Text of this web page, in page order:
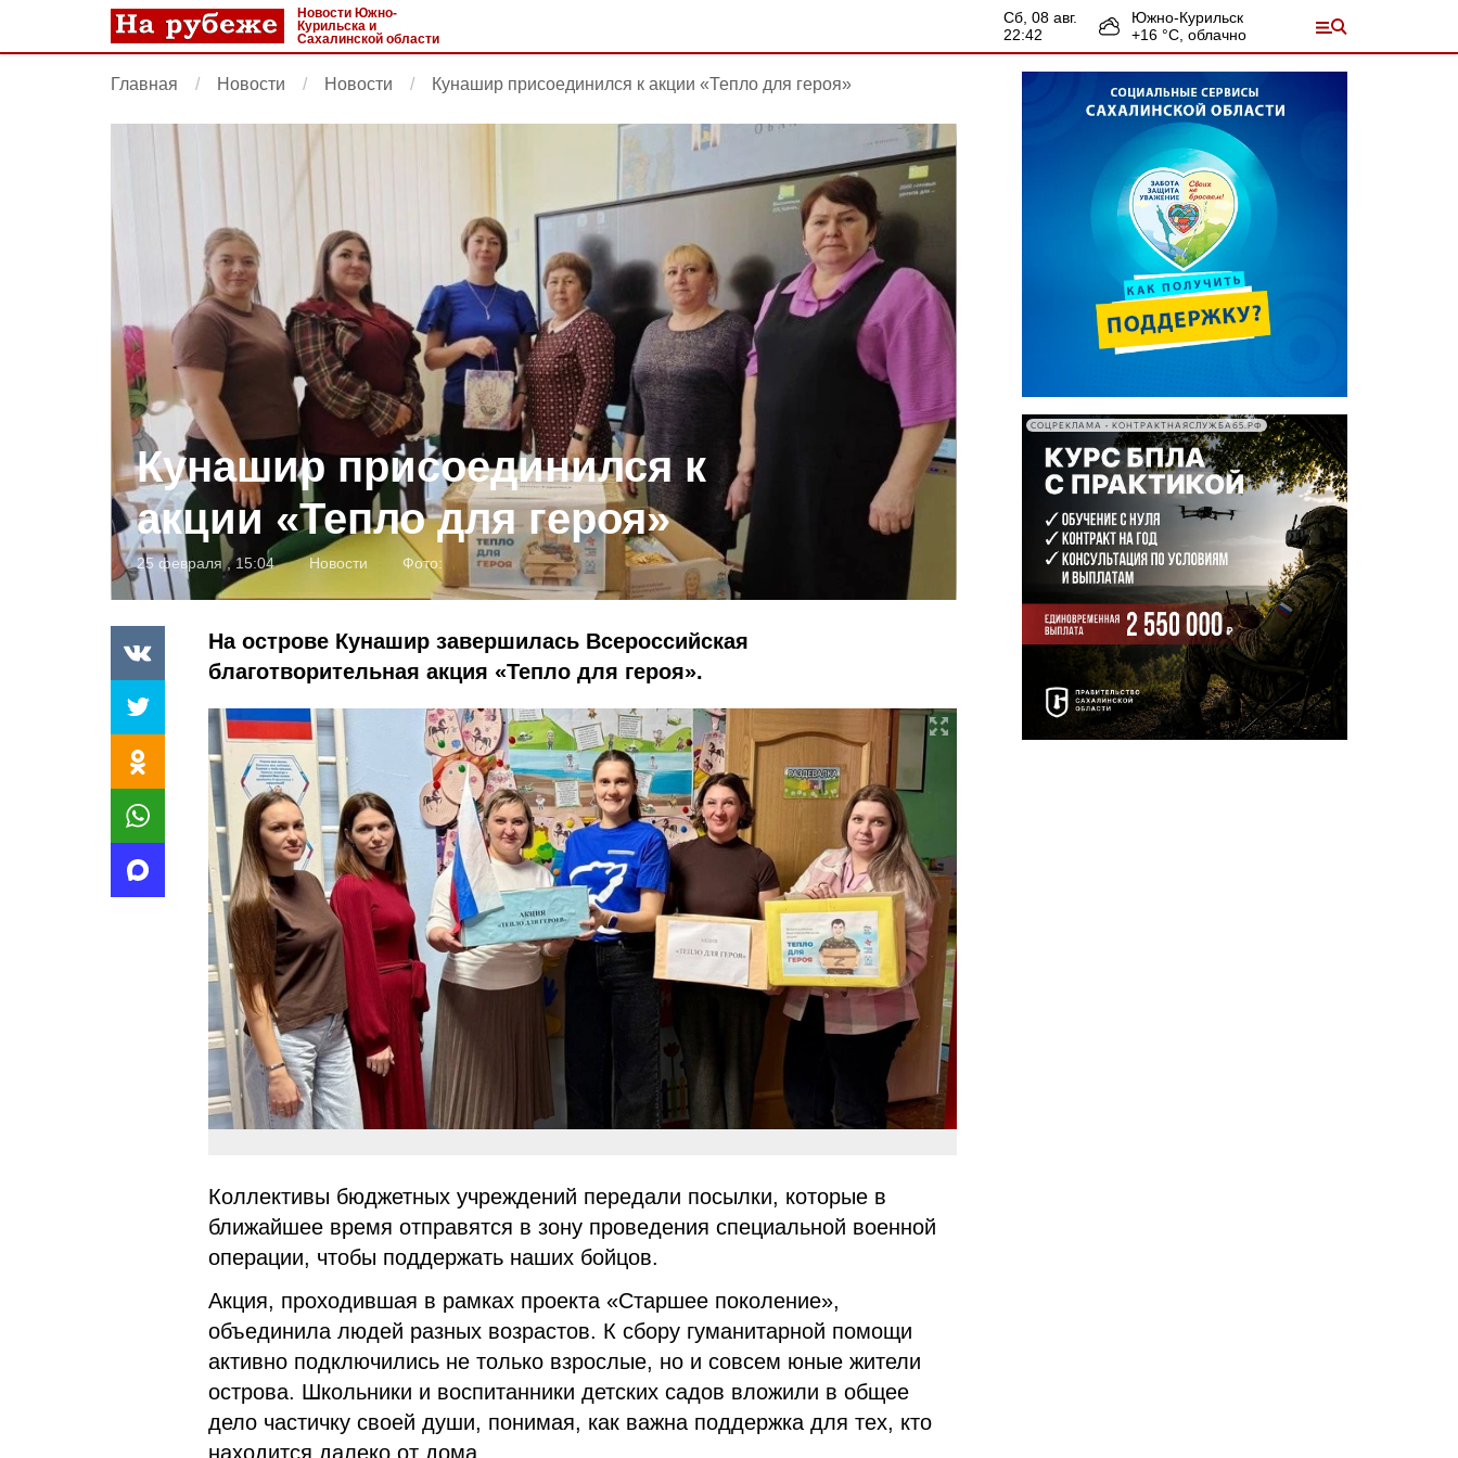
Новости Южно-
Курильска и
Сахалинской области
сб, 08 авг.
22:42
Южно-Курильск
+16 °С, облачно
Главная Новости Новости Кунашир присоединился к акции «Тепло для героя»
Кунашир присоединился к
акции «Тепло для героя»
25 февраля , 15:04 Новости Фото:
На острове Кунашир завершилась Всероссийская
благотворительная акция «Тепло для героя».
Коллективы бюджетных учреждений передали посылки, которые в
ближайшее время отправятся в зону проведения специальной военной
операции, чтобы поддержать наших бойцов.
Акция, проходившая в рамках проекта «Старшее поколение»,
объединила людей разных возрастов. К сбору гуманитарной помощи
активно подключились не только взрослые, но и совсем юные жители
острова. Школьники и воспитанники детских садов вложили в общее
дело частичку своей души, понимая, как важна поддержка для тех, кто
находится далеко от дома.
СОЦРЕКЛАМА • КОНТРАКТНАЯСЛУЖБА65.РФ